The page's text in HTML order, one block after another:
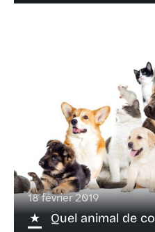
18 février 2019
Quel animal de